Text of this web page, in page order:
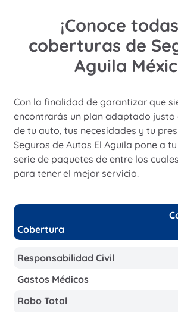
¡Conoce
coberturas de
Aguila
Con la finalidad de garantizar que
encontrarás un plan adaptado justo
de tu auto, tus necesidades y tu
Seguros de Autos El Aguila pone a
serie de paquetes de entre los
para tener el mejor servicio.
Cobertura
Responsabilidad Civil
Gastos Médicos
Robo Total